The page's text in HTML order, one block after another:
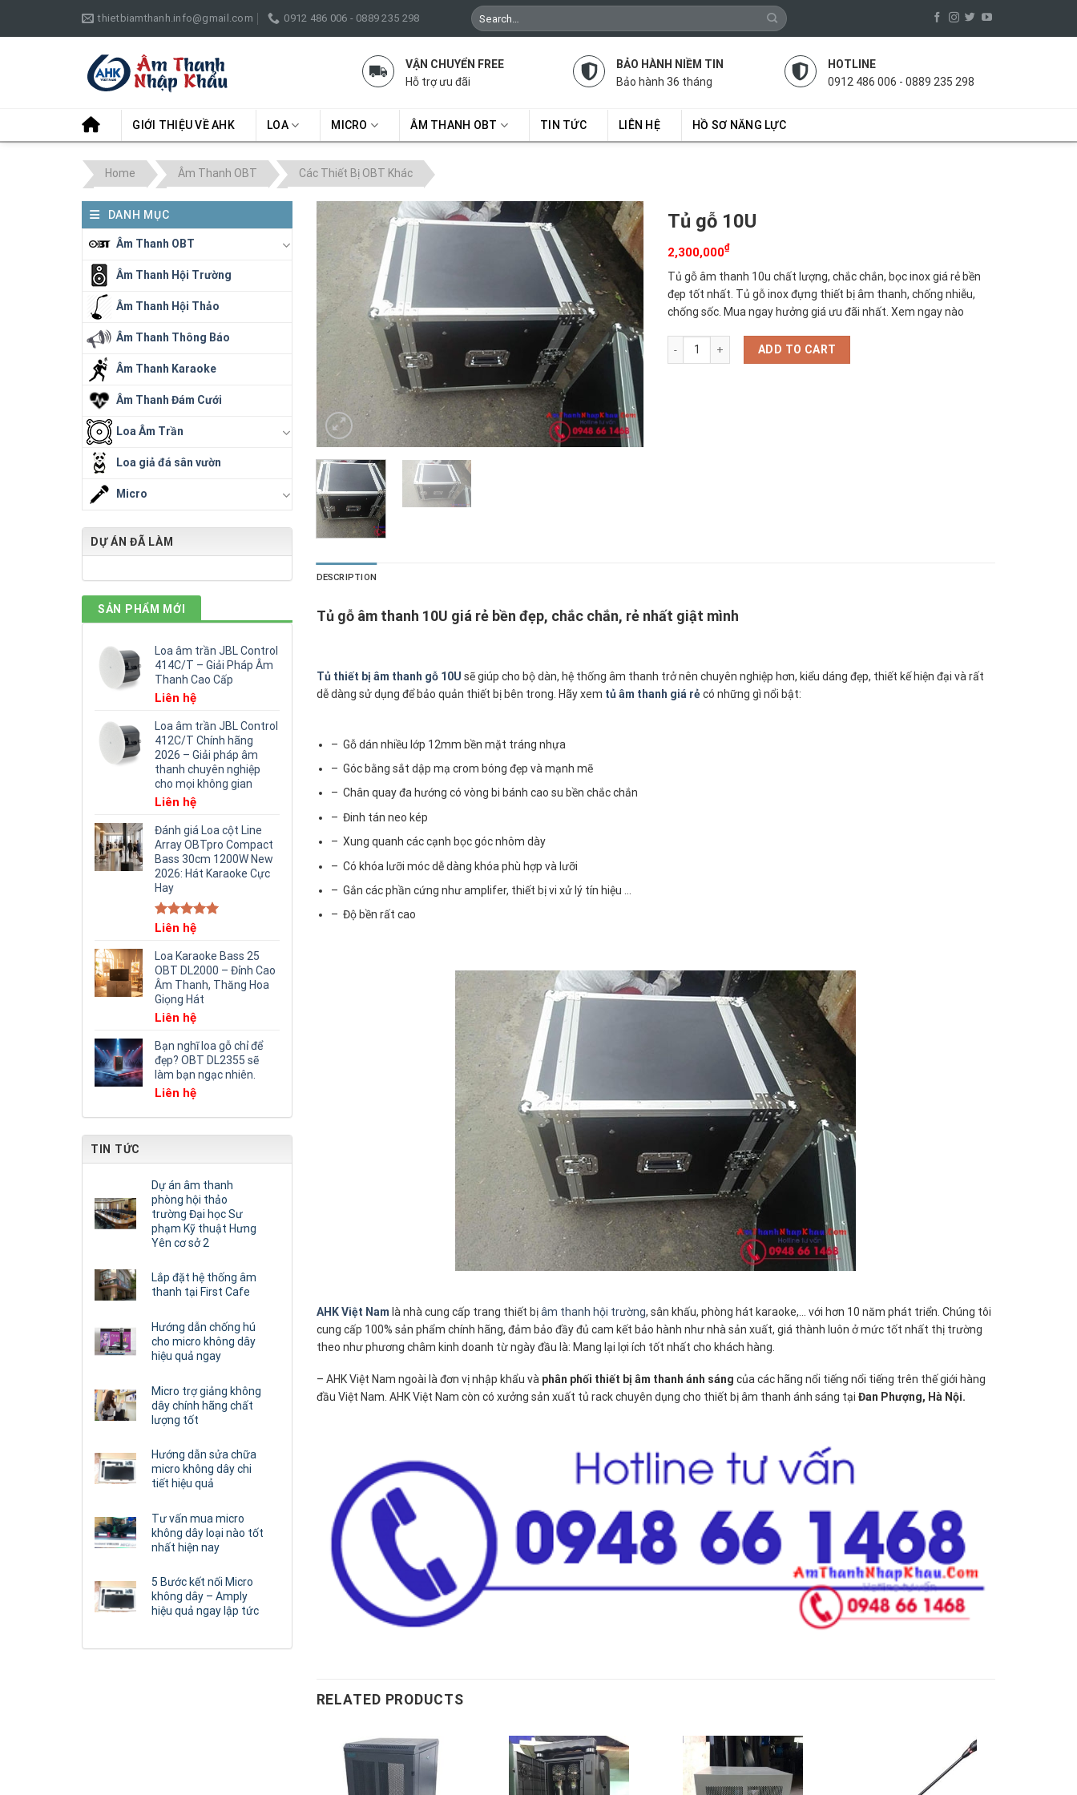
thietbiamthanh.info@gmail.com 0912 486 006 - 0889 235 298
Search
for:
VẬN CHUYỂN FREE
Hỗ trợ ưu đãi
BẢO HÀNH NIỀM TIN
Bảo hành 36 tháng
HOTLINE
0912 486 006 - 0889 235 298
GIỚI THIỆU VỀ AHK LOA MICRO ÂM THANH OBT TIN TỨC LIÊN HỆ HỒ SƠ NĂNG LỰC
Home Âm Thanh OBT Các Thiết Bị OBT Khác
DANH MỤC
Âm Thanh OBT
Âm Thanh Hội Trường
Âm Thanh Hội Thảo
Âm Thanh Thông Báo
Âm Thanh Karaoke
Âm Thanh Đám Cưới
Loa Âm Trần
Loa giả đá sân vườn
Micro
DỰ ÁN ĐÃ LÀM
SẢN PHẨM MỚI
Loa âm trần JBL Control
414C/T – Giải Pháp Âm
Thanh Cao Cấp
Liên hệ
Loa âm trần JBL Control
412C/T Chính hãng
2026 – Giải pháp âm
thanh chuyên nghiệp
cho mọi không gian
Liên hệ
Đánh giá Loa cột Line
Array OBTpro Compact
Bass 30cm 1200W New
2026: Hát Karaoke Cực
Hay
Rated5.00
Liên hệ
Loa Karaoke Bass 25
OBT DL2000 – Đỉnh Cao
Âm Thanh, Thăng Hoa
Giọng Hát
Liên hệ
Bạn nghĩ loa gỗ chỉ để
đẹp? OBT DL2355 sẽ
làm bạn ngạc nhiên.
Liên hệ
TIN TỨC
Dự án âm thanh
phòng hội thảo
trường Đại học Sư
phạm Kỹ thuật Hưng
Yên cơ sở 2
Lắp đặt hệ thống âm
thanh tại First Cafe
Hướng dẫn chống hú
cho micro không dây
hiệu quả ngay
Micro trợ giảng không
dây chính hãng chất
lượng tốt
Hướng dẫn sửa chữa
micro không dây chi
tiết hiệu quả
Tư vấn mua micro
không dây loại nào tốt
nhất hiện nay
5 Bước kết nối Micro
không dây – Amply
hiệu quả ngay lập tức
Tủ gỗ 10U
2,300,000₫
Tủ gỗ âm thanh 10u chất lượng, chắc chắn, bọc inox giá rẻ bền
đẹp tốt nhất. Tủ gỗ inox đựng thiết bị âm thanh, chống nhiễu,
chống sốc. Mua ngay hưởng giá ưu đãi nhất. Xem ngay nào
Tủ gỗ 10U quantity
ADD TO CART
DESCRIPTION
Tủ gỗ âm thanh 10U giá rẻ bền đẹp, chắc chắn, rẻ nhất giật mình
Tủ thiết bị âm thanh gỗ 10U sẽ giúp cho bộ dàn, hệ thống âm thanh trở nên chuyên nghiệp hơn, kiểu dáng đẹp, thiết kế hiện đại và rất
dễ dàng sử dụng để bảo quản thiết bị bên trong. Hãy xem tủ âm thanh giá rẻcó những gì nổi bật:
– Gỗ dán nhiều lớp 12mm bền mặt tráng nhựa
– Góc bằng sắt dập mạ crom bóng đẹp và mạnh mẽ
– Chân quay đa hướng có vòng bi bánh cao su bền chắc chắn
– Đinh tán neo kép
– Xung quanh các cạnh bọc góc nhôm dày
– Có khóa lưỡi móc dễ dàng khóa phù hợp và lưỡi
– Gắn các phần cứng như amplifer, thiết bị vi xử lý tín hiệu …
– Độ bền rất cao
AHK Việt Nam là nhà cung cấp trang thiết bịâm thanh hội trường, sân khấu, phòng hát karaoke,… với hơn 10 năm phát triển. Chúng tôi
cung cấp 100% sản phẩm chính hãng, đảm bảo đầy đủ cam kết bảo hành như nhà sản xuất, giá thành luôn ở mức tốt nhất thị trường
theo như phương châm kinh doanh từ ngày đầu là: Mang lại lợi ích tốt nhất cho khách hàng.
– AHK Việt Nam ngoài là đơn vị nhập khẩu và phân phối thiết bị âm thanh ánh sáng của các hãng nổi tiếng nổi tiếng trên thế giới hàng
đầu Việt Nam. AHK Việt Nam còn có xưởng sản xuất tủ rack chuyên dụng cho thiết bị âm thanh ánh sáng tại Đan Phượng, Hà Nội.
RELATED PRODUCTS